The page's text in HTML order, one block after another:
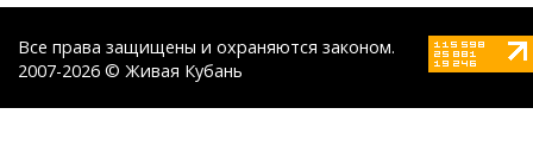
Все права защищены и охраняются законом.
2007-2026 © Живая Кубань